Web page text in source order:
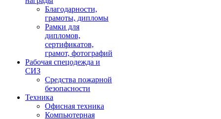
Благодарности,
грамоты, дипломы
Рамки для
дипломов,
сертификатов,
грамот, фотографий
Рабочая спецодежда и
СИЗ
Средства пожарной
безопасности
Техника
Офисная техника
Компьютерная